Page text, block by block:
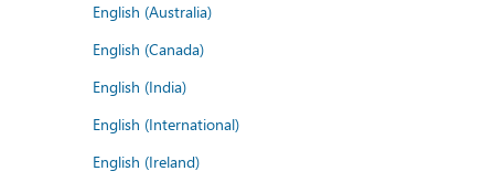
English (Australia)
English (Canada)
English (India)
English (International)
English (Ireland)